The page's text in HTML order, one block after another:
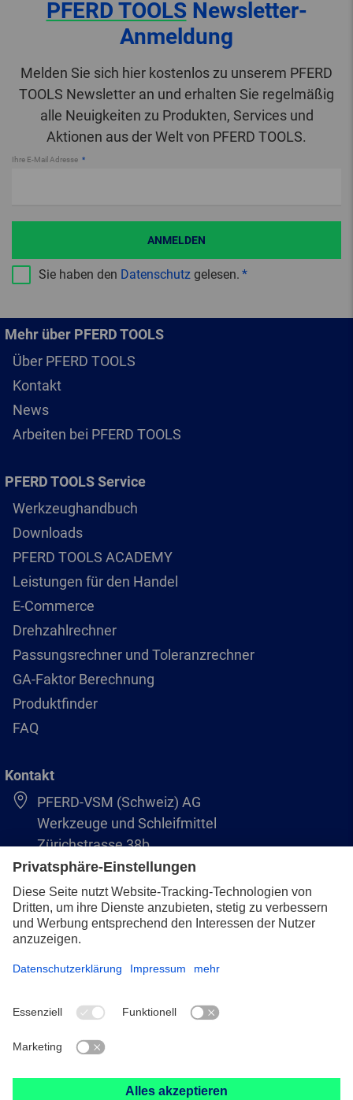
PFERD TOOLSNewsletter-
Anmeldung
Melden Sie sich hier kostenlos zu unserem PFERD
TOOLS Newsletter an und erhalten Sie regelmäßig
alle Neuigkeiten zu Produkten, Services und
Aktionen aus der Welt von PFERD TOOLS.
Ihre E-Mail Adresse
Sie haben den Datenschutz gelesen.
ANMELDEN
Mehr über PFERD TOOLS
Über PFERD TOOLS
Kontakt
News
Arbeiten bei PFERD TOOLS
PFERD TOOLS Service
Werkzeughandbuch
Downloads
PFERD TOOLS ACADEMY
Leistungen für den Handel
E-Commerce
Drehzahlrechner
Passungsrechner und Toleranzrechner
GA-Faktor Berechnung
Produktfinder
FAQ
Kontakt
PFERD-VSM (Schweiz) AG
Werkzeuge und Schleifmittel
Zürichstrasse 38b
8306 Brüttisellen
+41 44 805 2828
info@pferd-vsm.ch
Datenschutz
AVB